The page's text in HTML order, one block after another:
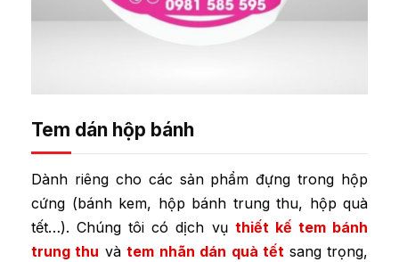
Tem dán hộp bánh
Dành riêng cho các sản phẩm đựng trong hộp
cứng (bánh kem, hộp bánh trung thu, hộp quà
tết…). Chúng tôi có dịch vụ thiết kế tem bánh
trung thu vàtem nhãn dán quà tết sang trọng,